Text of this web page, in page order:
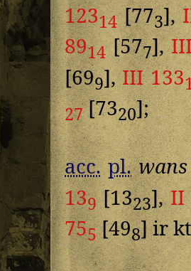
12314[773],
8914[577],
[699],III 133
27[7320];
acc. pl. wans
139[1323],II
755[498] ir